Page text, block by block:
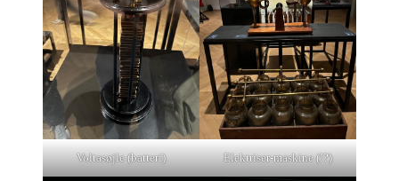
Voltasøjle (batteri) Elektriser-maskine (!?)